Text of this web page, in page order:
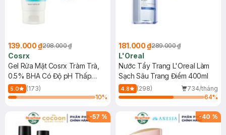
139.000 ₫298.000 ₫
Cosrx
Gel Rửa Mặt Cosrx Tràm Trà,
0.5% BHA Có Độ pH Thấp
150ml
5.0
(173)
10%
181.000 ₫289.000 ₫
L'Oreal
Nước Tẩy Trang L'Oreal Làm
Sạch Sâu Trang Điểm 400ml
4.8 (298)
734/tháng
64%
-57 % -40 %